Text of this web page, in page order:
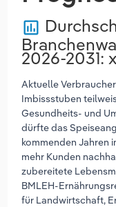
poll
2026-2031:
Aktuelle
Imbissstuben
Gesundheits- und
dürfte das
kommenden Jahren
mehr Kunden
zubereitete
BMLEH-
für Landwirtschaft,